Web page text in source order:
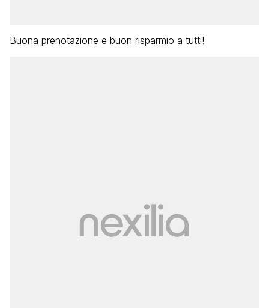
Buona prenotazione e buon risparmio a tutti!